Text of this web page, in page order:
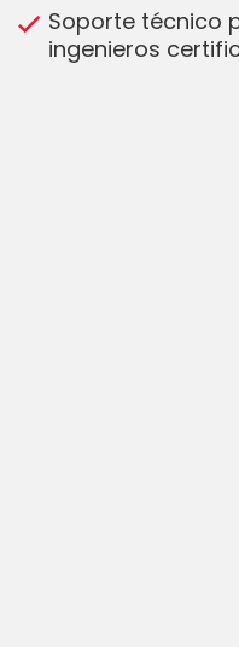
Soporte técnico
ingenieros